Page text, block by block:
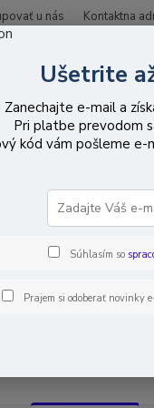
u nás Kontaktna
vybavenie IP
s
EUR Od
Ušetrite
Zanechajte e-mail a
Pri platbe prevodom
kód vám pošleme e-
Súhlasím so
Prajem si odoberať novinky